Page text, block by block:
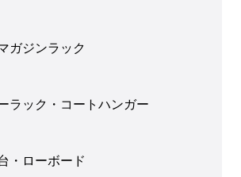
ガジンラック
ラック・コートハンガー
・ローボード